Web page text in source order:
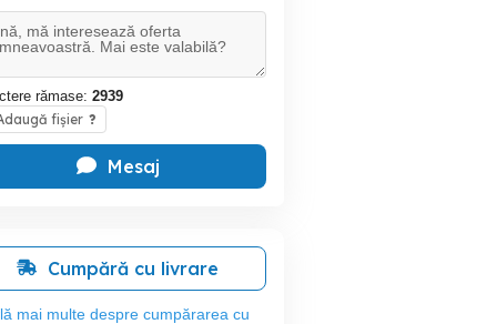
rămase: 2939
fișier ?
Mesaj
Cumpără cu livrare
mai multe despre cumpărarea cu